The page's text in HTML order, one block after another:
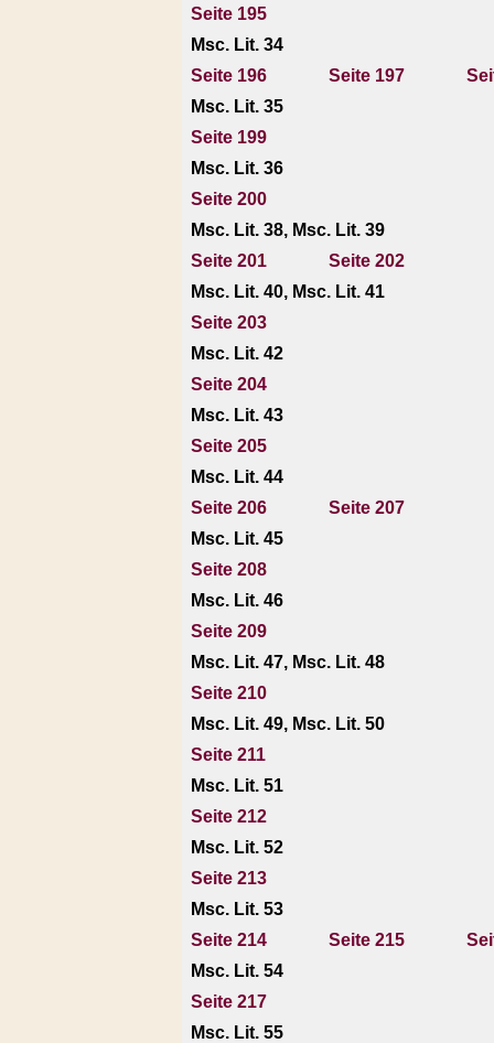
Seite 195
Msc. Lit. 34
Seite 196
Seite 197
Msc. Lit. 35
Seite 199
Msc. Lit. 36
Seite 200
Msc. Lit. 38, Msc. Lit. 39
Seite 201
Seite 202
Msc. Lit. 40, Msc. Lit. 41
Seite 203
Msc. Lit. 42
Seite 204
Msc. Lit. 43
Seite 205
Msc. Lit. 44
Seite 206
Seite 207
Msc. Lit. 45
Seite 208
Msc. Lit. 46
Seite 209
Msc. Lit. 47, Msc. Lit. 48
Seite 210
Msc. Lit. 49, Msc. Lit. 50
Seite 211
Msc. Lit. 51
Seite 212
Msc. Lit. 52
Seite 213
Msc. Lit. 53
Seite 214
Seite 215
Msc. Lit. 54
Seite 217
Msc. Lit. 55